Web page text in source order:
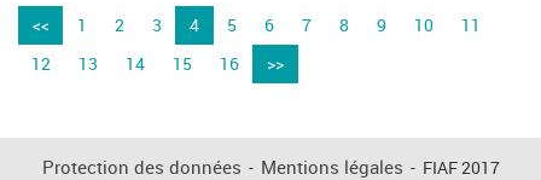
<< 1 2 3 4 5 6 7 8 9 10
11
12
13 14 15 16 >>
Protection des données - Mentions légales - FIAF 2017